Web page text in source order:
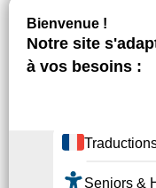
POLITIQUE